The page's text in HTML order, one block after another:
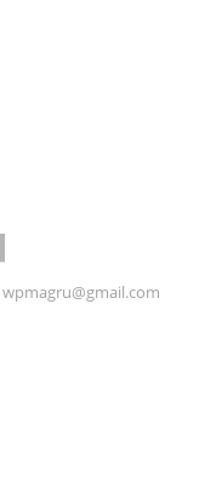
wpmagru@gmail.com